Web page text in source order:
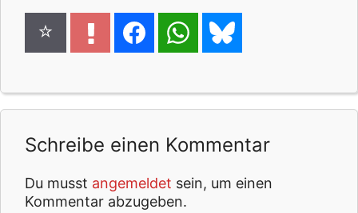
Schreibe einen Kommentar
Du musst angemeldet sein, um einen
Kommentar abzugeben.